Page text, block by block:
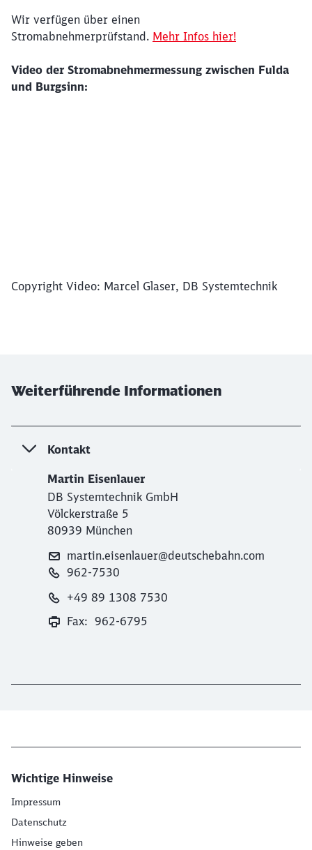
Wir verfügen über einen
Stromabnehmerprüfstand. Mehr Infos hier!
Video der Stromabnehmermessung zwischen Fulda
und Burgsinn:
Ende des oberhalb befindlichen Videos
Copyright Video: Marcel Glaser, DB Systemtechnik
Weiterführende Informationen
Kontakt
Martin Eisenlauer
DB Systemtechnik GmbH
Völckerstraße 5
80939 München
martin.eisenlauer@deutschebahn.com
962-7530
+49 89 1308 7530
Fax: 962-6795
Wichtige Hinweise
Impressum
Datenschutz
Hinweise geben
Möchten Sie zuweitergeleitet
werden?